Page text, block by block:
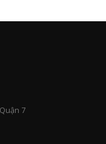
7